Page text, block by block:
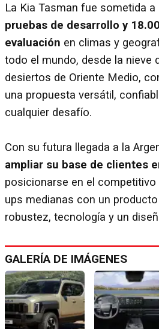
La Kia Tasman fue sometida a
pruebas de desarrollo y
evaluación en climas y
todo el mundo, desde la nieve
desiertos de Oriente Medio,
una propuesta versátil,
cualquier desafío.
Con su futura llegada a la
ampliar su base de clientes
posicionarse en el
ups medianas con un
robustez, tecnología y un
GALERÍA DE IMÁGENES